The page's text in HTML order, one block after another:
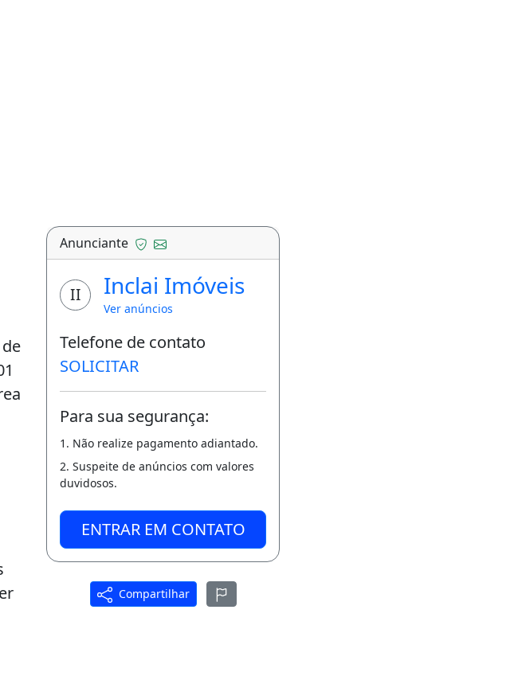
Anunciante
II Inclai Imóveis
Ver anúncios
Telefone de contato
SOLICITAR
Para sua segurança:
1. Não realize pagamento adiantado.
2. Suspeite de anúncios com valores
duvidosos.
ENTRAR EM CONTATO
Compartilhar